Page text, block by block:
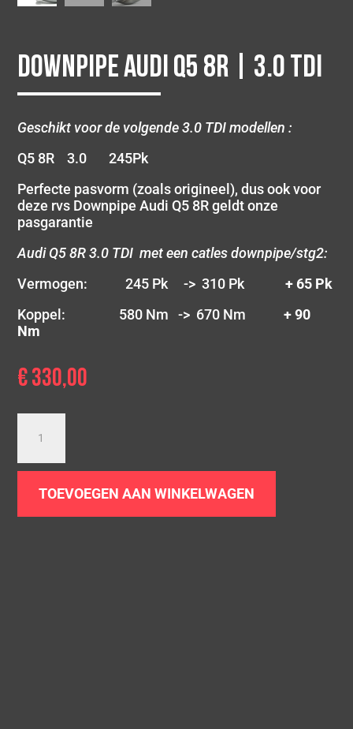
Downpipe Audi Q5 8R | 3.0 TDI
Geschikt voor de volgende 3.0 TDI modellen :
Q5 8R 3.0 245Pk
Perfecte pasvorm (zoals origineel), dus ook voor
deze rvs Downpipe Audi Q5 8R geldt onze
pasgarantie
Audi Q5 8R 3.0 TDI met een catles downpipe/stg2:
Vermogen: 245 Pk -> 310 Pk+ 65 Pk
Koppel: 580 Nm -> 670 Nm+ 90
Nm
€330,00
Audi
8R
TOEVOEGEN AAN WINKELWAGEN